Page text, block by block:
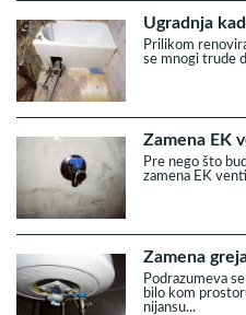
Ugradnja
Prilikom
se mnogi trude
Zamena EK
Pre nego što
zamena EK
Zamena
Podrazumeva
bilo kom
nijansu...